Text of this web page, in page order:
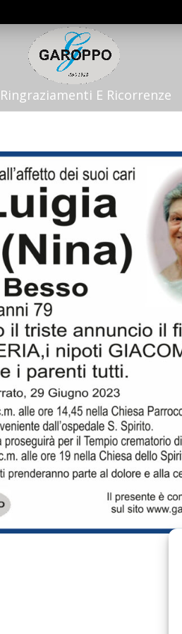
Ringraziamenti E Ricorrenze